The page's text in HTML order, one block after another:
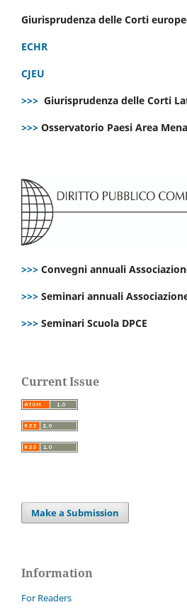
Giurisprudenza delle Corti
ECHR
CJEU
>>> Giurisprudenza delle Corti
>>> Osservatorio Paesi Area Mena
>>> Convegni annuali
>>> Seminari annuali
>>> Seminari Scuola DPCE
Current Issue
Make a Submission
Information
For Readers